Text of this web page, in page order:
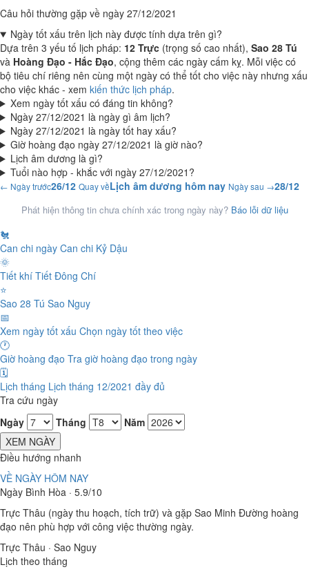
Câu hỏi thường gặp về ngày 27/12/2021
Ngày tốt xấu trên lịch này được tính dựa trên gì?
Dựa trên 3 yếu tố lịch pháp: 12 Trực (trọng số cao nhất), Sao 28 Tú
và Hoàng Đạo - Hắc Đạo, cộng thêm các ngày cấm kỵ. Mỗi việc có
bộ tiêu chí riêng nên cùng một ngày có thể tốt cho việc này nhưng xấu
cho việc khác - xem kiến thức lịch pháp.
Xem ngày tốt xấu có đáng tin không?
Ngày 27/12/2021 là ngày gì âm lịch?
Ngày 27/12/2021 là ngày tốt hay xấu?
Giờ hoàng đạo ngày 27/12/2021 là giờ nào?
Lịch âm dương là gì?
Tuổi nào hợp - khắc với ngày 27/12/2021?
← Ngày trước26/12 Quay vềLịch âm dương hôm nay Ngày sau →28/12
Phát hiện thông tin chưa chính xác trong ngày này? Báo lỗi dữ liệu
🐔
Can chi ngày Can chi Kỷ Dậu
🌞
Tiết khí Tiết Đông Chí
⭐
Sao 28 Tú Sao Nguy
📅
Xem ngày tốt xấu Chọn ngày tốt theo việc
🕐
Giờ hoàng đạo Tra giờ hoàng đạo trong ngày
🗓️
Lịch tháng Lịch tháng 12/2021 đầy đủ
Tra cứu ngày
Ngày
Tháng
Năm
XEM NGÀY
Điều hướng nhanh
VỀ NGÀY HÔM NAY
Ngày Bình Hòa · 5.9/10
Trực Thâu (ngày thu hoạch, tích trữ) và gặp Sao Minh Đường hoàng
đạo nên phù hợp với công việc thường ngày.
Trực Thâu · Sao Nguy
Lịch theo tháng